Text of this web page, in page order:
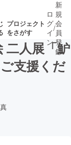
プロジェクト
をさがす
近いプ
ロ
グ
イ
ン
/
新
規
会
員
登
録
二人展「魲
支援くだ